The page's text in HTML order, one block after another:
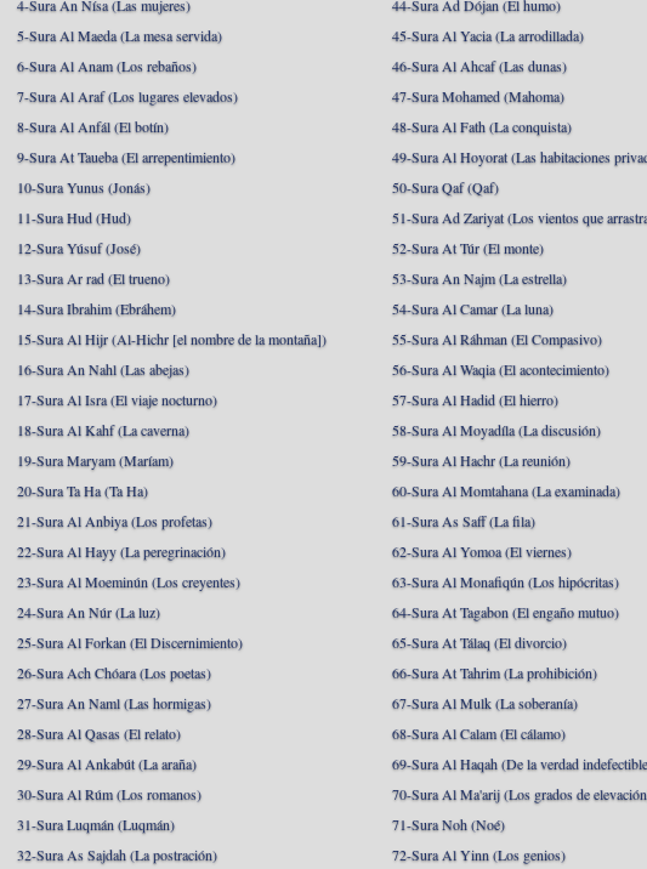
4-Sura An Nísa (Las mujeres)
5-Sura Al Maeda (La mesa servida)
6-Sura Al Anam (Los rebaños)
7-Sura Al Araf (Los lugares elevados)
8-Sura Al Anfál (El botín)
9-Sura At Taueba (El arrepentimiento)
10-Sura Yunus (Jonás)
11-Sura Hud (Hud)
12-Sura Yúsuf (José)
13-Sura Ar rad (El trueno)
14-Sura Ibrahim (Ebráhem)
15-Sura Al Hijr (Al-Hichr [el nombre de la montaña])
16-Sura An Nahl (Las abejas)
17-Sura Al Isra (El viaje nocturno)
18-Sura Al Kahf (La caverna)
19-Sura Maryam (Maríam)
20-Sura Ta Ha (Ta Ha)
21-Sura Al Anbiya (Los profetas)
22-Sura Al Hayy (La peregrinación)
23-Sura Al Moeminún (Los creyentes)
24-Sura An Núr (La luz)
25-Sura Al Forkan (El Discernimiento)
26-Sura Ach Chóara (Los poetas)
27-Sura An Naml (Las hormigas)
28-Sura Al Qasas (El relato)
29-Sura Al Ankabút (La araña)
30-Sura Al Rúm (Los romanos)
31-Sura Luqmán (Luqmán)
32-Sura As Sajdah (La postración)
44-Sura Ad Dójan (El humo)
45-Sura Al Yacia (La arrodillada)
46-Sura Al Ahcaf (Las dunas)
47-Sura Mohamed (Mahoma)
48-Sura Al Fath (La conquista)
49-Sura Al Hoyorat (Las habitaciones
50-Sura Qaf (Qaf)
51-Sura Ad Zariyat (Los vientos que
52-Sura At Túr (El monte)
53-Sura An Najm (La estrella)
54-Sura Al Camar (La luna)
55-Sura Al Ráhman (El Compasivo)
56-Sura Al Waqia (El acontecimiento)
57-Sura Al Hadid (El hierro)
58-Sura Al Moyadíla (La discusión)
59-Sura Al Hachr (La reunión)
60-Sura Al Momtahana (La examinada)
61-Sura As Saff (La fila)
62-Sura Al Yomoa (El viernes)
63-Sura Al Monafiqún (Los hipócritas)
64-Sura At Tagabon (El engaño mutuo)
65-Sura At Tálaq (El divorcio)
66-Sura At Tahrim (La prohibición)
67-Sura Al Mulk (La soberanía)
68-Sura Al Calam (El cálamo)
69-Sura Al Haqah (De la verdad
70-Sura Al Ma'arij (Los grados de
71-Sura Noh (Noé)
72-Sura Al Yinn (Los genios)